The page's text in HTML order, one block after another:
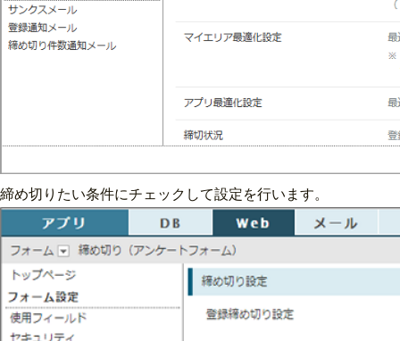
締め切りたい条件にチェックして設定を行います。